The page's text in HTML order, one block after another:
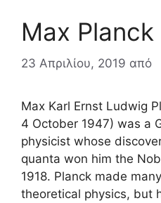
Max Planck
23 Απριλίου, 2019 από
Max Karl Ernst Ludwig
4 October 1947) was a
physicist whose
quanta won him the
1918. Planck made
theoretical physics, but